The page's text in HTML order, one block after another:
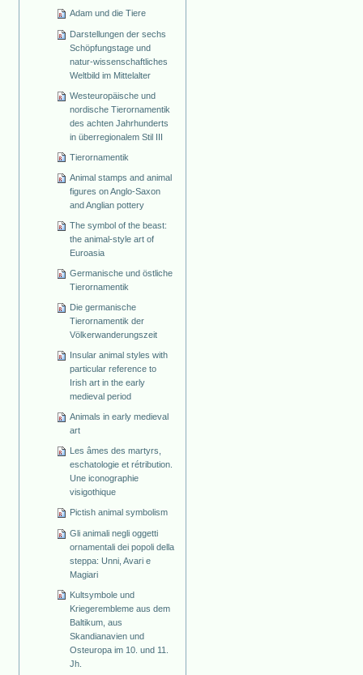
Adam und die Tiere
Darstellungen der sechs
Schöpfungstage und
natur-wissenschaftliches
Weltbild im Mittelalter
Westeuropäische und
nordische Tierornamentik
des achten Jahrhunderts
in überregionalem Stil III
Tierornamentik
Animal stamps and animal
figures on Anglo-Saxon
and Anglian pottery
The symbol of the beast:
the animal-style art of
Euroasia
Germanische und östliche
Tierornamentik
Die germanische
Tierornamentik der
Völkerwanderungszeit
Insular animal styles with
particular reference to
Irish art in the early
medieval period
Animals in early medieval
art
Les âmes des martyrs,
eschatologie et rétribution.
Une iconographie
visigothique
Pictish animal symbolism
Gli animali negli oggetti
ornamentali dei popoli della
steppa: Unni, Avari e
Magiari
Kultsymbole und
Kriegerembleme aus dem
Baltikum, aus
Skandianavien und
Osteuropa im 10. und 11.
Jh.